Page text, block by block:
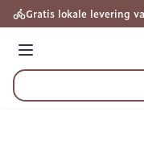
Ga naar de inhoud
Gratis lokale levering
Menu
Product, merk,